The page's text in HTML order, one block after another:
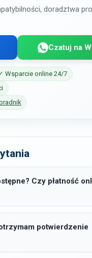
doradztwa
Czatuj na
Wsparcie online 24/7
Czy płatność
potwierdzenie